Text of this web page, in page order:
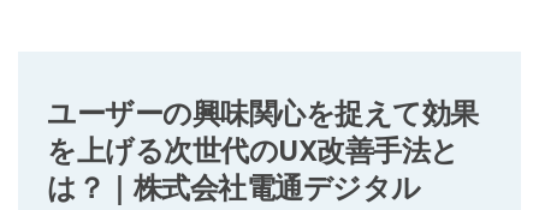
ユーザーの興味関心を捉えて効果
を上げる次世代のUX改善手法と
は？｜株式会社電通デジタル